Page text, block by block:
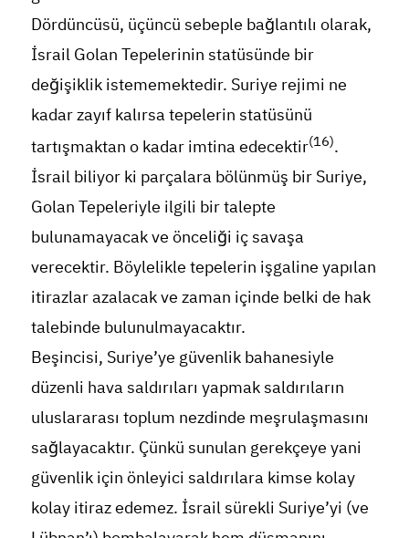
Dördüncüsü, üçüncü sebeple bağlantılı olarak,
İsrail Golan Tepelerinin statüsünde bir
değişiklik istememektedir. Suriye rejimi ne
kadar zayıf kalırsa tepelerin statüsünü
tartışmaktan o kadar imtina edecektir(16).
İsrail biliyor ki parçalara bölünmüş bir Suriye,
Golan Tepeleriyle ilgili bir talepte
bulunamayacak ve önceliği iç savaşa
verecektir. Böylelikle tepelerin işgaline yapılan
itirazlar azalacak ve zaman içinde belki de hak
talebinde bulunulmayacaktır.
Beşincisi, Suriye’ye güvenlik bahanesiyle
düzenli hava saldırıları yapmak saldırıların
uluslararası toplum nezdinde meşrulaşmasını
sağlayacaktır. Çünkü sunulan gerekçeye yani
güvenlik için önleyici saldırılara kimse kolay
kolay itiraz edemez. İsrail sürekli Suriye’yi (ve